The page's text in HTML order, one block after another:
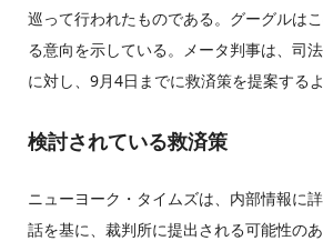
巡って行われたものである。グーグルは
る意向を示している。メータ判事は、司
に対し、9月4日までに救済策を提案する
検討されている救済策
ニューヨーク・タイムズは、内部情報に
話を基に、裁判所に提出される可能性の